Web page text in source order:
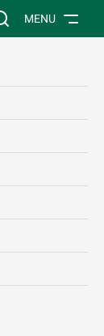
Vyhledávání na
MENU